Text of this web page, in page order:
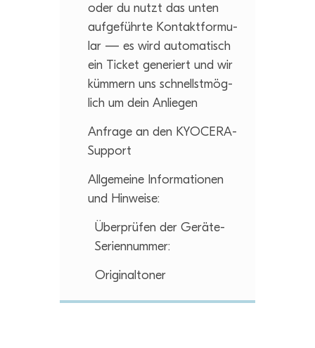
oder du nutzt das unten
auf­ge­führte Kon­takt­for­mu­
lar — es wird auto­ma­tisch
ein Ticket gene­riert und wir
küm­mern uns schnellst­mög­
lich um dein Anliegen
Anfrage an den KYOCERA-
Support
All­ge­meine Infor­ma­tio­nen
und Hinweise:
Über­prü­fen der Geräte-
Seriennummer:
Ori­gi­nal­to­ner